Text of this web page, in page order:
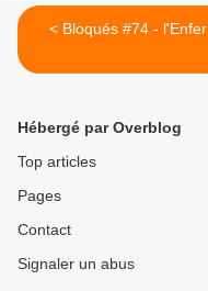
< Bloqués #74 - l'Enfer
Hébergé par Overblog
Top articles
Pages
Contact
Signaler un abus